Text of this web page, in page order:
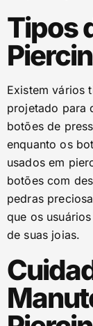
Tipos
Existem vários
projetado para
botões de
enquanto os
usados em
botões com
pedras
que os
de suas joias.